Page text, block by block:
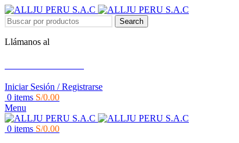
Search
Llámanos al
Iniciar Sesión / Registrarse
0 items S/0.00
Menu
0 items S/0.00